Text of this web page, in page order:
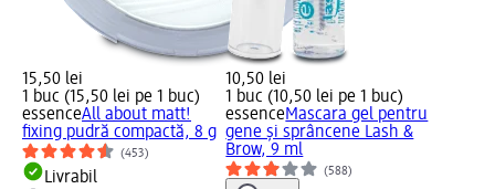
15,50 lei
1 buc (15,50 lei pe 1 buc)
essenceAll about matt!
fixing pudră compactă, 8 g
(453)
Livrabil
10,50 lei
1 buc (10,50 lei pe 1 buc)
essenceMascara gel pentru
gene și sprâncene Lash &
Brow, 9 ml
(588)